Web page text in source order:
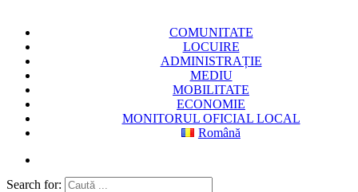
COMUNITATE
LOCUIRE
ADMINISTRAȚIE
MEDIU
MOBILITATE
ECONOMIE
MONITORUL OFICIAL LOCAL
Română
Search for: